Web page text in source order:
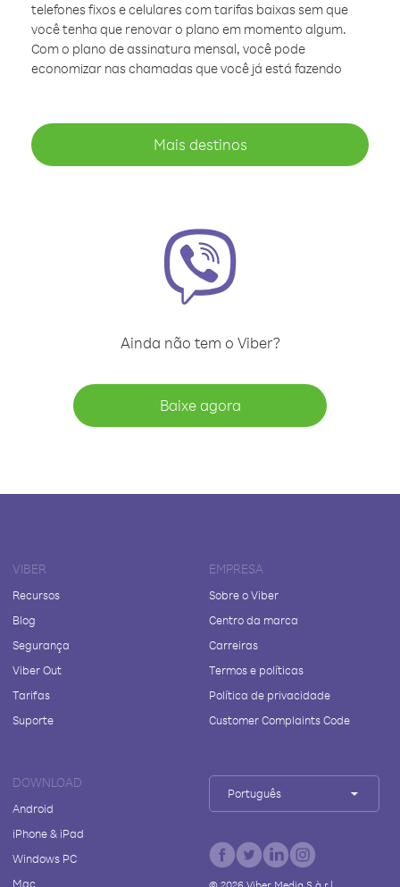
telefones fixos e celulares com tarifas baixas sem que
você tenha que renovar o plano em momento algum.
Com o plano de assinatura mensal, você pode
economizar nas chamadas que você já está fazendo
Mais destinos
Ainda não tem o Viber?
Baixe agora
VIBER
Recursos
Blog
Segurança
Viber Out
Tarifas
Suporte
EMPRESA
Sobre o Viber
Centro da marca
Carreiras
Termos e políticas
Política de privacidade
Customer Complaints Code
DOWNLOAD
Android
iPhone & iPad
Windows PC
Mac
Português